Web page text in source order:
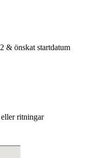
& önskat startdatum
ritningar